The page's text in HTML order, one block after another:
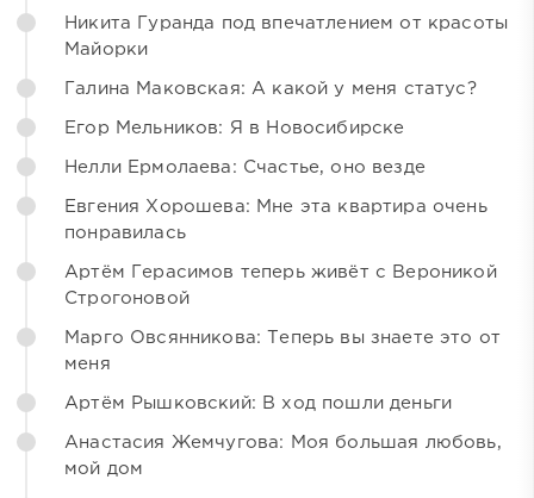
Никита Гуранда под впечатлением от красоты
Майорки
Галина Маковская: А какой у меня статус?
Егор Мельников: Я в Новосибирске
Нелли Ермолаева: Счастье, оно везде
Евгения Хорошева: Мне эта квартира очень
понравилась
Артём Герасимов теперь живёт с Вероникой
Строгоновой
Марго Овсянникова: Теперь вы знаете это от
меня
Артём Рышковский: В ход пошли деньги
Анастасия Жемчугова: Моя большая любовь,
мой дом